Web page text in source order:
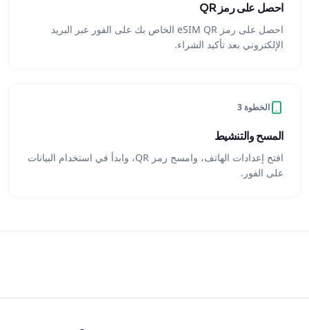
احصل على رمز QR
احصل على رمز eSIM QR الخاص بك على الفور عبر البريد
الإلكتروني بعد تأكيد الشراء.
الخطوة 3
المسح والتنشيط
افتح إعدادات الهاتف، وامسح رمز QR، وابدأ في استخدام البيانات
على الفور.